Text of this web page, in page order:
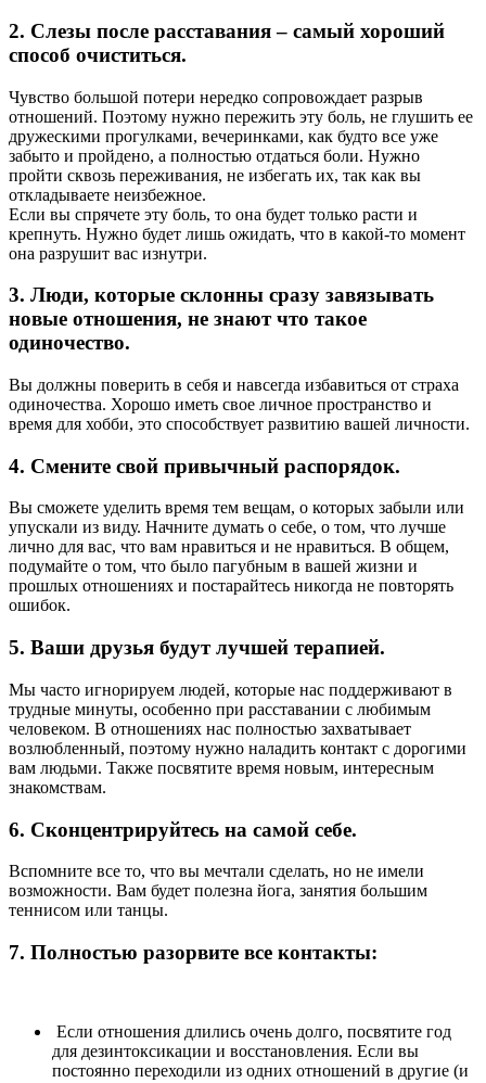
2. Слезы после расставания – самый хороший
способ очиститься.
Чувство большой потери нередко сопровождает разрыв
отношений. Поэтому нужно пережить эту боль, не глушить ее
дружескими прогулками, вечеринками, как будто все уже
забыто и пройдено, а полностью отдаться боли. Нужно
пройти сквозь переживания, не избегать их, так как вы
откладываете неизбежное.
Если вы спрячете эту боль, то она будет только расти и
крепнуть. Нужно будет лишь ожидать, что в какой-то момент
она разрушит вас изнутри.
3. Люди, которые склонны сразу завязывать
новые отношения, не знают что такое
одиночество.
Вы должны поверить в себя и навсегда избавиться от страха
одиночества. Хорошо иметь свое личное пространство и
время для хобби, это способствует развитию вашей личности.
4. Смените свой привычный распорядок.
Вы сможете уделить время тем вещам, о которых забыли или
упускали из виду. Начните думать о себе, о том, что лучше
лично для вас, что вам нравиться и не нравиться. В общем,
подумайте о том, что было пагубным в вашей жизни и
прошлых отношениях и постарайтесь никогда не повторять
ошибок.
5. Ваши друзья будут лучшей терапией.
Мы часто игнорируем людей, которые нас поддерживают в
трудные минуты, особенно при расставании с любимым
человеком. В отношениях нас полностью захватывает
возлюбленный, поэтому нужно наладить контакт с дорогими
вам людьми. Также посвятите время новым, интересным
знакомствам.
6. Сконцентрируйтесь на самой себе.
Вспомните все то, что вы мечтали сделать, но не имели
возможности. Вам будет полезна йога, занятия большим
теннисом или танцы.
7. Полностью разорвите все контакты:
Если отношения длились очень долго, посвятите год
для дезинтоксикации и восстановления. Если вы
постоянно переходили из одних отношений в другие (и